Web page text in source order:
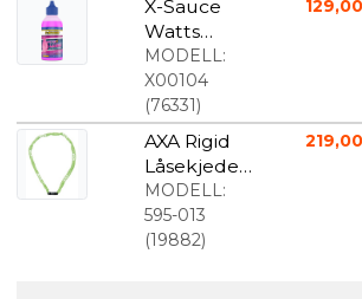
X-Sauce
Watts
Kjedeolje
125ml
MODELL:
X00104
(76331)
AXA Rigid
Låsekjede
Med Kode
120 cm
Grønn
MODELL:
595-013
(19882)